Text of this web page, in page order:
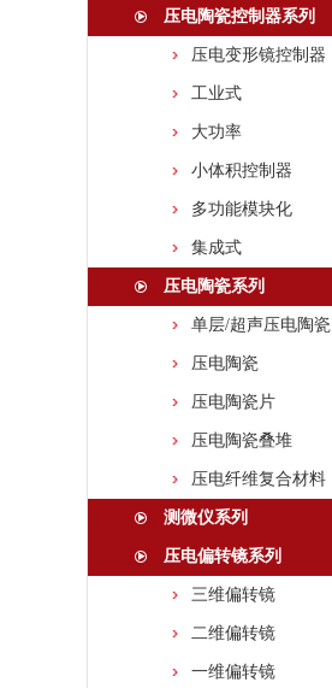
压电陶瓷控制器系列
压电变形镜控制器
工业式
大功率
小体积控制器
多功能模块化
集成式
压电陶瓷系列
单层/超声压电陶瓷
压电陶瓷
压电陶瓷片
压电陶瓷叠堆
压电纤维复合材料
测微仪系列
压电偏转镜系列
三维偏转镜
二维偏转镜
一维偏转镜